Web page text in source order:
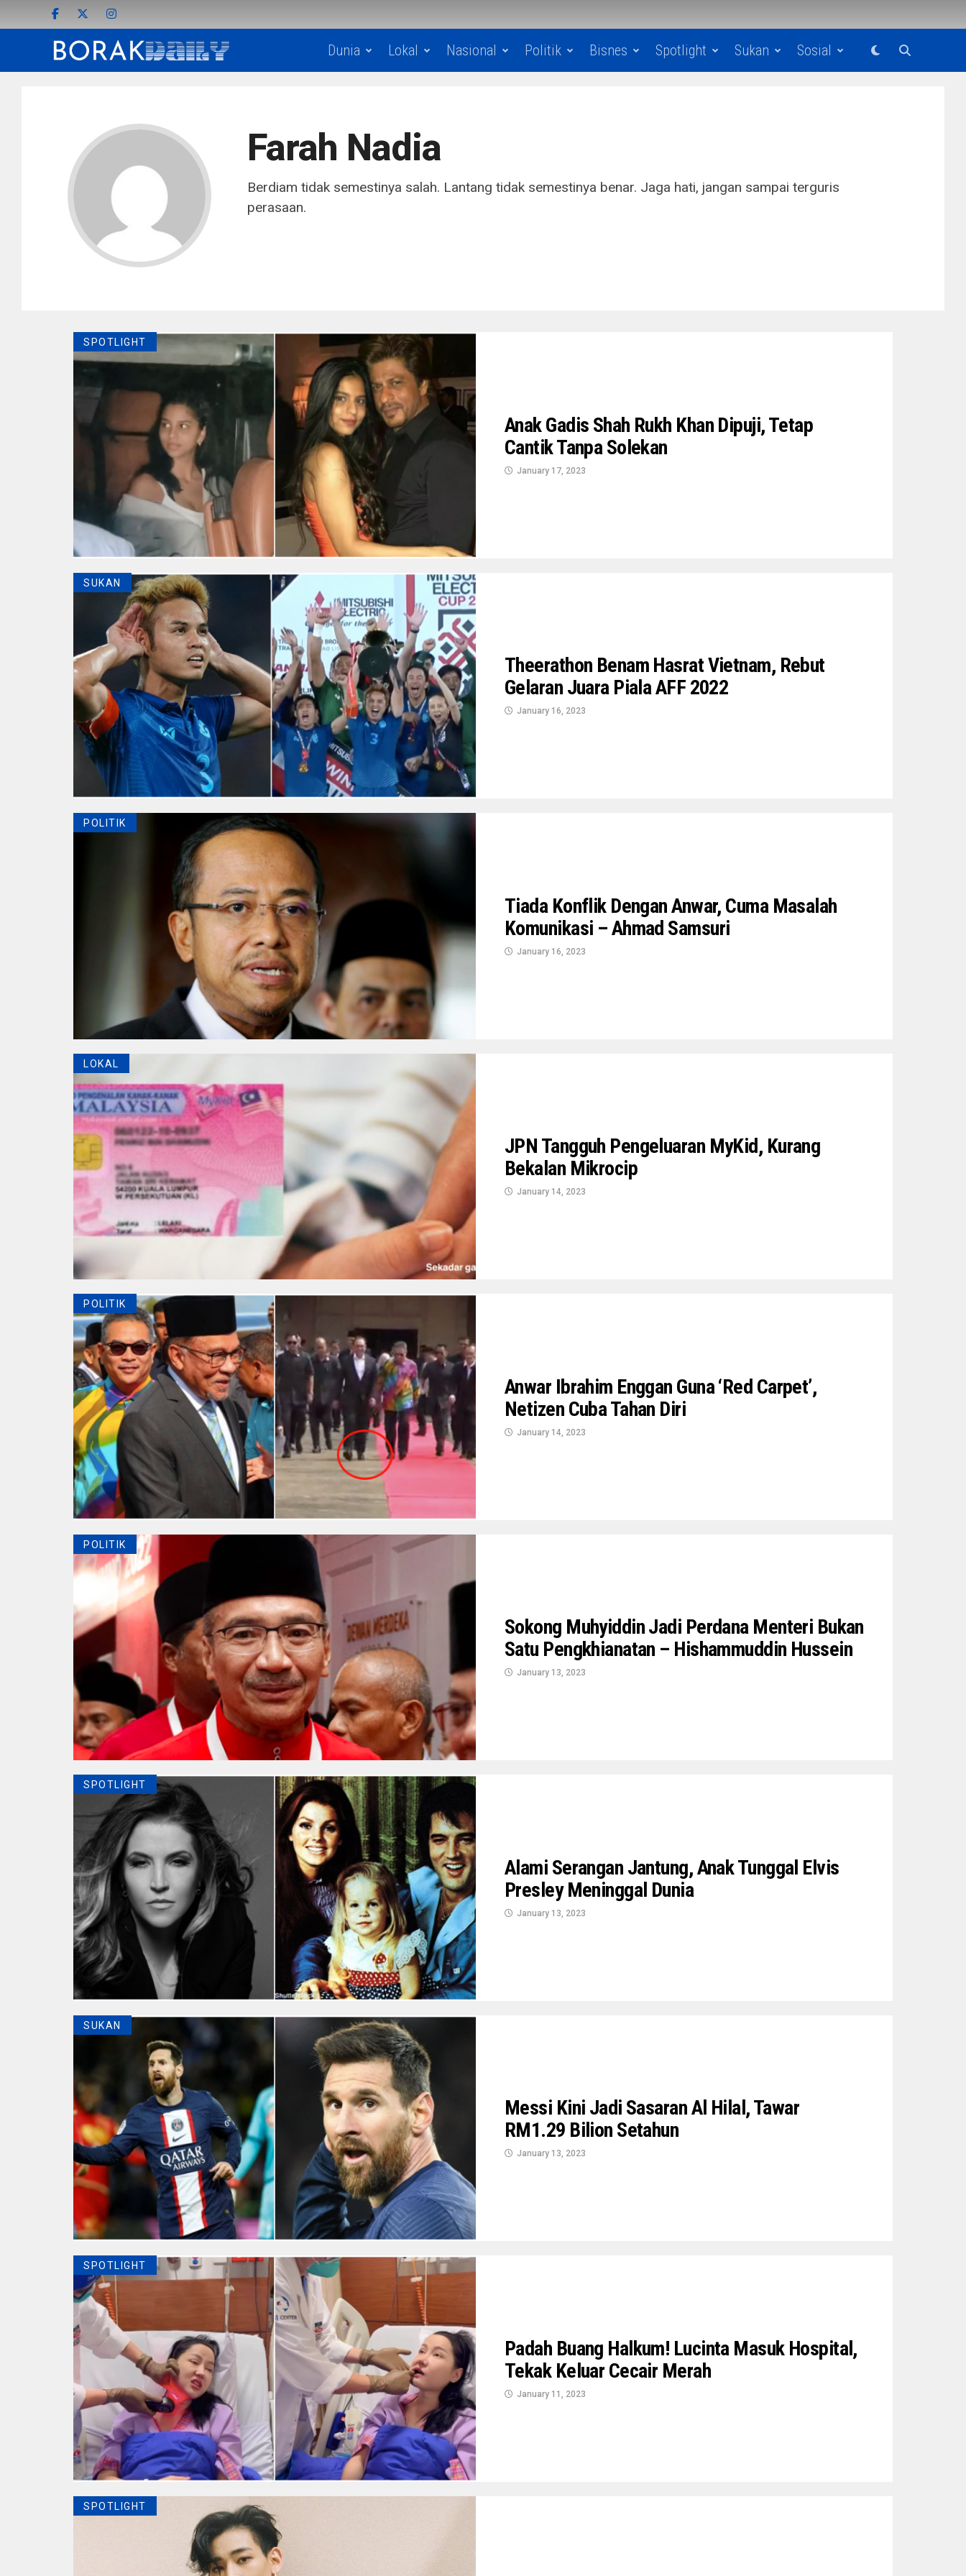
Dunia Lokal Nasional Politik Bisnes Spotlight Sukan Sosial
Farah Nadia
Berdiam tidak semestinya salah. Lantang tidak semestinya benar. Jaga hati, jangan sampai terguris
perasaan.
SPOTLIGHT
Anak Gadis Shah Rukh Khan Dipuji, Tetap
Cantik Tanpa Solekan
January 17, 2023
SUKAN
Theerathon Benam Hasrat Vietnam, Rebut
Gelaran Juara Piala AFF 2022
January 16, 2023
POLITIK
Tiada Konflik Dengan Anwar, Cuma Masalah
Komunikasi – Ahmad Samsuri
January 16, 2023
LOKAL
JPN Tangguh Pengeluaran MyKid, Kurang
Bekalan Mikrocip
January 14, 2023
POLITIK
Anwar Ibrahim Enggan Guna ‘Red Carpet’,
Netizen Cuba Tahan Diri
January 14, 2023
POLITIK
Sokong Muhyiddin Jadi Perdana Menteri Bukan
Satu Pengkhianatan – Hishammuddin Hussein
January 13, 2023
SPOTLIGHT
Alami Serangan Jantung, Anak Tunggal Elvis
Presley Meninggal Dunia
January 13, 2023
SUKAN
Messi Kini Jadi Sasaran Al Hilal, Tawar
RM1.29 Bilion Setahun
January 13, 2023
SPOTLIGHT
Padah Buang Halkum! Lucinta Masuk Hospital,
Tekak Keluar Cecair Merah
January 11, 2023
SPOTLIGHT